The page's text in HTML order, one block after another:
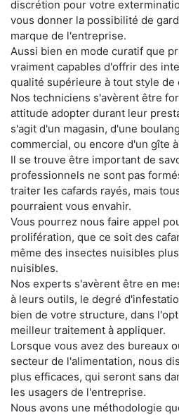
discrétion pour votre
vous donner la possibilité de
marque de l'entreprise.
Aussi bien en mode curatif que
vraiment capables d'offrir des
qualité supérieure à tout style de
Nos techniciens s'avèrent être
attitude adopter durant leur
s'agit d'un magasin, d'une
commercial, ou encore d'un gîte
Il se trouve être important de
professionnels ne sont pas
traiter les cafards rayés, mais
pourraient vous envahir.
Vous pourrez nous faire appel
prolifération, que ce soit des
même des insectes nuisibles
nuisibles.
Nos experts s'avèrent être en
à leurs outils, le degré
bien de votre structure, dans
meilleur traitement à appliquer.
Lorsque vous avez des bureaux
secteur de l'alimentation, nous
plus efficaces, qui seront sans
les usagers de l'entreprise.
Nous avons une méthodologie